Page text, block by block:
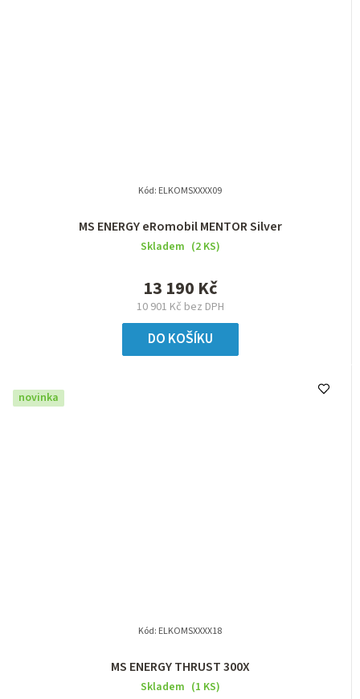
MS ENERGY eRomobil MENTOR Silver
Skladem (2 KS)
10 901 Kč bez DPH
13 190 Kč
DO KOŠÍKU
Kód: ELKOMSXXXX09
novinka
MS ENERGY THRUST 300X
Skladem (1 KS)
Kód: ELKOMSXXXX18